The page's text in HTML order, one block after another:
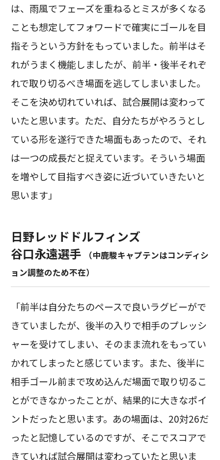
は、雨風でフェーズを重ねるとミスが多くなる
ことも想定してフォワードで確実にゴールを目
指そうという方針をもっていました。前半はそ
れがうまく機能しましたが、前半・後半それぞ
れで取り切るべき場面を逃してしまいました。
そこを決め切れていれば、試合展開は変わって
いたと思います。ただ、自分たちがやろうとし
ている形を遂行できた場面もあったので、それ
は一つの成長だと捉えています。そういう場面
を増やして目指すべき姿に近づいていきたいと
思います」
日野レッドドルフィンズ
谷口永遠選手
（中鹿駿キャプテンはコンディシ
ョン調整のため不在）
「前半は自分たちのペースで良いラグビーがで
きていましたが、後半の入りで相手のプレッシ
ャーを受けてしまい、そのまま流れをもってい
かれてしまったと感じています。また、後半に
相手ゴール前まで攻め込んだ場面で取り切るこ
とができなかったことが、結果的に大きなポイ
ントだったと思います。あの場面は、20対26だ
ったと記憶しているのですが、そこでスコアで
きていれば試合展開は変わっていたと思いま